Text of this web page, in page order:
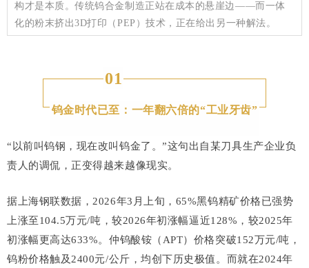
构才是本质。传统钨合金制造正站在成本的悬崖边——而一体
化的粉末挤出3D打印（PEP）技术，正在给出另一种解法。
01
钨金时代已至：一年翻六倍的“工业牙齿”
“以前叫钨钢，现在改叫钨金了。”这句出自某刀具生产企业负
责人的调侃，正变得越来越像现实。
据上海钢联数据，2026年3月上旬，65%黑钨精矿价格已强势
上涨至104.5万元/吨，较2026年初涨幅逼近128%，较2025年
初涨幅更高达633%。仲钨酸铵（APT）价格突破152万元/吨，
钨粉价格触及2400元/公斤，均创下历史极值。而就在2024年